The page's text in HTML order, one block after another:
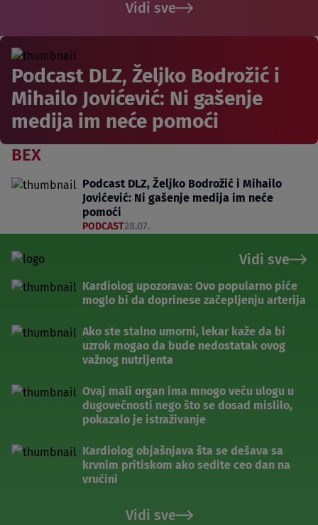
Vidi sve
Podcast DLZ, Željko Bodrožić i
Mihailo Jovićević: Ni gašenje
medija im neće pomoći
BEX
Podcast DLZ, Željko Bodrožić i Mihailo
Jovićević: Ni gašenje medija im neće
pomoći
PODCAST28.07.
Vidi sve
Kardiolog upozorava: Ovo popularno piće
moglo bi da doprinese začepljenju arterija
Ako ste stalno umorni, lekar kaže da bi
uzrok mogao da bude nedostatak ovog
važnog nutrijenta
Ovaj mali organ ima mnogo veću ulogu u
dugovečnosti nego što se dosad mislilo,
pokazalo je istraživanje
Kardiolog objašnjava šta se dešava sa
krvnim pritiskom ako sedite ceo dan na
vrućini
Vidi sve